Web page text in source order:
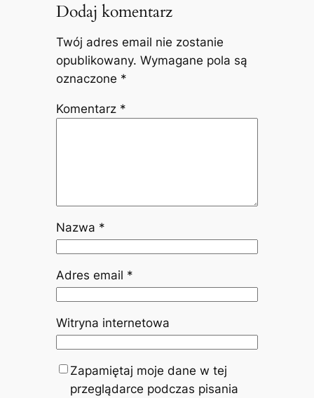
Dodaj komentarz
Twój adres email nie zostanie
opublikowany. Wymagane pola są
oznaczone *
Komentarz *
Nazwa *
Adres email *
Witryna internetowa
Zapamiętaj moje dane w tej
przeglądarce podczas pisania